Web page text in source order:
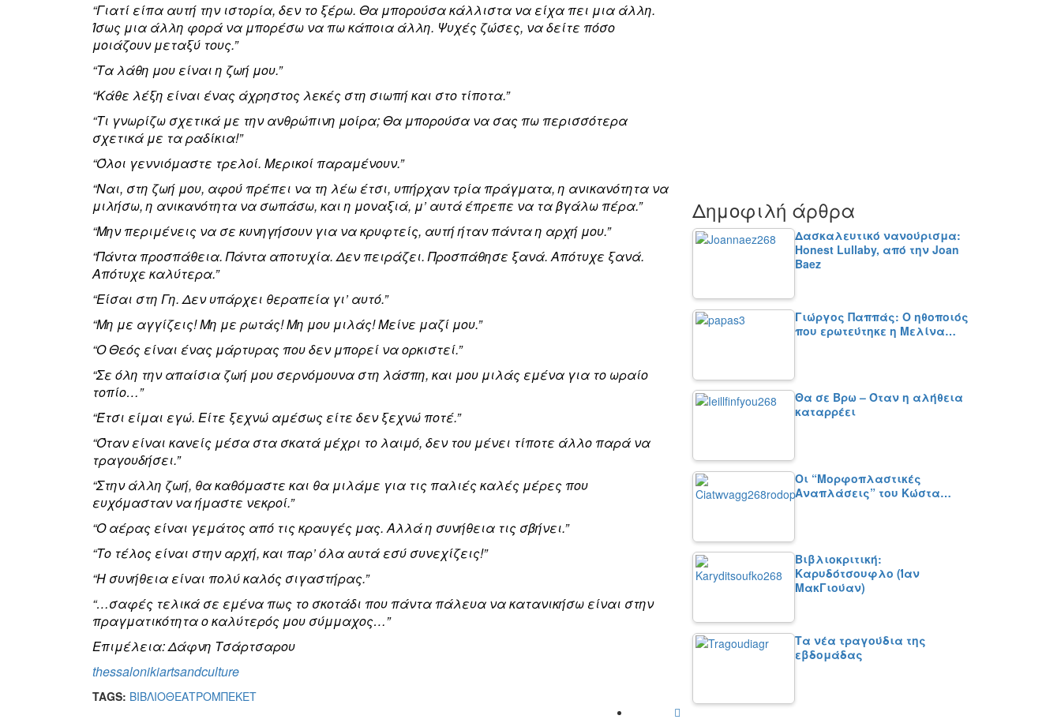
“Γιατί είπα αυτή την ιστορία, δεν το ξέρω. Θα μπορούσα κάλλιστα να είχα πει μια άλλη.
Ίσως μια άλλη φορά να μπορέσω να πω κάποια άλλη. Ψυχές ζώσες, να δείτε πόσο
μοιάζουν μεταξύ τους.”
“Τα λάθη μου είναι η ζωή μου.”
“Κάθε λέξη είναι ένας άχρηστος λεκές στη σιωπή και στο τίποτα.”
“Τι γνωρίζω σχετικά με την ανθρώπινη μοίρα; Θα μπορούσα να σας πω περισσότερα
σχετικά με τα ραδίκια!”
“Όλοι γεννιόμαστε τρελοί. Μερικοί παραμένουν.”
“Ναι, στη ζωή μου, αφού πρέπει να τη λέω έτσι, υπήρχαν τρία πράγματα, η ανικανότητα να
μιλήσω, η ανικανότητα να σωπάσω, και η μοναξιά, μ’ αυτά έπρεπε να τα βγάλω πέρα.”
“Μην περιμένεις να σε κυνηγήσουν για να κρυφτείς, αυτή ήταν πάντα η αρχή μου.”
“Πάντα προσπάθεια. Πάντα αποτυχία. Δεν πειράζει. Προσπάθησε ξανά. Απότυχε ξανά.
Απότυχε καλύτερα.”
“Είσαι στη Γη. Δεν υπάρχει θεραπεία γι’ αυτό.”
“Μη με αγγίζεις! Μη με ρωτάς! Μη μου μιλάς! Μείνε μαζί μου.”
“Ο Θεός είναι ένας μάρτυρας που δεν μπορεί να ορκιστεί.”
“Σε όλη την απαίσια ζωή μου σερνόμουνα στη λάσπη, και μου μιλάς εμένα για το ωραίο
τοπίο…”
“Έτσι είμαι εγώ. Είτε ξεχνώ αμέσως είτε δεν ξεχνώ ποτέ.”
“Όταν είναι κανείς μέσα στα σκατά μέχρι το λαιμό, δεν του μένει τίποτε άλλο παρά να
τραγουδήσει.”
“Στην άλλη ζωή, θα καθόμαστε και θα μιλάμε για τις παλιές καλές μέρες που
ευχόμασταν να ήμαστε νεκροί.”
“Ο αέρας είναι γεμάτος από τις κραυγές μας. Αλλά η συνήθεια τις σβήνει.”
“Το τέλος είναι στην αρχή, και παρ’ όλα αυτά εσύ συνεχίζεις!”
“Η συνήθεια είναι πολύ καλός σιγαστήρας.”
“…σαφές τελικά σε εμένα πως το σκοτάδι που πάντα πάλευα να κατανικήσω είναι στην
πραγματικότητα ο καλύτερός μου σύμμαχος…”
Επιμέλεια: Δάφνη Τσάρτσαρου
thessalonikiartsandculture
TAGS: ΒΙΒΛΙΟΘΕΑΤΡΟΜΠΕΚΕΤ
Δημοφιλή άρθρα
Δασκαλευτικό νανούρισμα:
Honest Lullaby, από την Joan
Baez
Γιώργος Παππάς: Ο ηθοποιός
που ερωτεύτηκε η Μελίνα…
Θα σε Βρω – Όταν η αλήθεια
καταρρέει
Οι “Μορφοπλαστικές
Αναπλάσεις” του Κώστα…
Βιβλιοκριτική:
Καρυδότσουφλο (Ίαν
ΜακΓιούαν)
Τα νέα τραγούδια της
εβδομάδας